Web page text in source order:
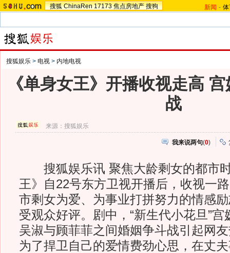
搜狐 ChinaRen 17173 焦点房地产 搜狗 新闻 -
搜狐娱乐 > 电视 > 内地电视
《单身女王》开播收视走高
战
来源：搜狐娱乐
我来说两句(0)
搜狐娱乐讯 聚焦大龄剩女的都市
王》自22号东方卫视开播后，收视一
市剩女为爱、为事业打拼努力的情感
受观众好评。剧中，“新生代小花旦”
吴淑与顾菲菲之间婚姻争斗战引起网
为了捍卫自己的爱情费劲心思，在丈